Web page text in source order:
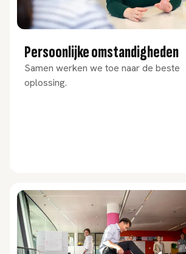
Persoonlijke omstandigheden
Samen werken we toe naar de beste
oplossing.